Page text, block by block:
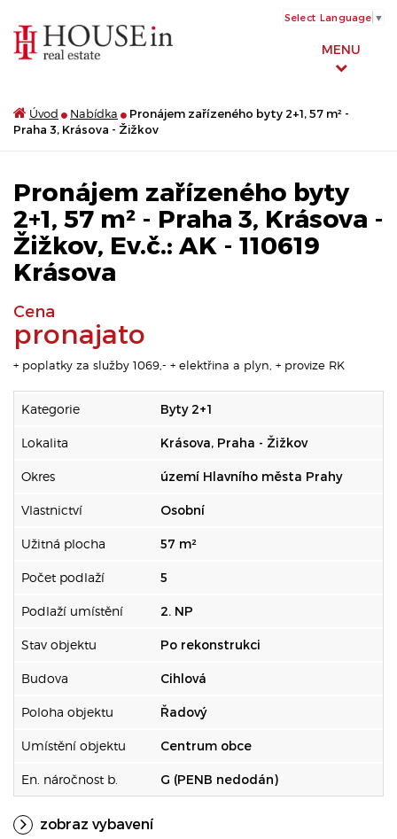
MENU
Select Language ▼
Úvod Nabídka
Pronájem zařízeného byty 2+1, 57 m² -
Praha 3, Krásova - Žižkov
Pronájem zařízeného byty
2+1, 57 m² - Praha 3, Krásova -
Žižkov, Ev.č.: AK - 110619
Krásova
Cena
pronajato
+ poplatky za služby 1069,- + elektřina a plyn, + provize RK
Kategorie Byty 2+1
Lokalita Krásova, Praha - Žižkov
Okres území Hlavního města Prahy
Vlastnictví Osobní
Užitná plocha 57 m²
Počet podlaží 5
Podlaží umístění 2. NP
Stav objektu Po rekonstrukci
Budova Cihlová
Poloha objektu Řadový
Umístění objektu Centrum obce
En. náročnost b. G (PENB nedodán)
zobraz vybavení